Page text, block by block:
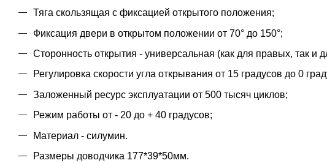
Тяга скользящая с фиксацией открытого положения;
Фиксация двери в открытом положении от 70° до 150°;
Сторонность открытия - универсальная (как для правых, так и
Регулировка скорости угла открывания от 15 градусов до 0
Заложенный ресурс эксплуатации от 500 тысяч циклов;
Режим работы от - 20 до + 40 градусов;
Материал - силумин.
Размеры доводчика 177*39*50мм.